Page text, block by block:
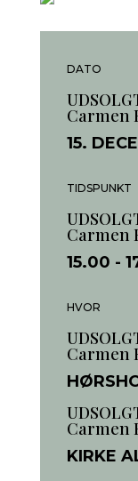
DATO
Carmen
15.
TIDSPUNKT
Carmen
15.00 -
HVOR
Carmen
Carmen
KIRKE